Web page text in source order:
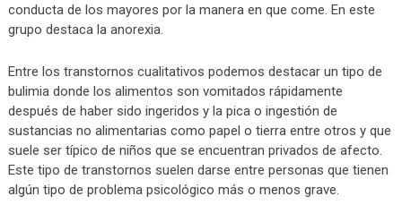
conducta de los mayores por la manera en que come. En este
grupo destaca la anorexia.
Entre los transtornos cualitativos podemos destacar un tipo de
bulimia donde los alimentos son vomitados rápidamente
después de haber sido ingeridos y la pica o ingestión de
sustancias no alimentarias como papel o tierra entre otros y que
suele ser típico de niños que se encuentran privados de afecto.
Este tipo de transtornos suelen darse entre personas que tienen
algún tipo de problema psicológico más o menos grave.